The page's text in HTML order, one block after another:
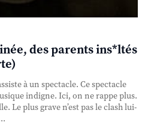
des parents ins*ltés
à un spectacle. Ce spectacle
indigne. Ici, on ne rappe plus.
Le plus grave n’est pas le clash lui-